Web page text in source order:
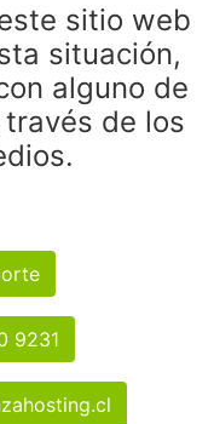
sitio web
situación,
alguno de
de los
9231